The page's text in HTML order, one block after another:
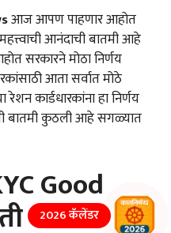
आज आपण पाहणार आहोत
आनंदाची बातमी आहे
सरकारने मोठा निर्णय
आता सर्वात मोठे
कार्डधारकांना हा निर्णय
बातमी कुठली आहे सगळ्यात
Good
2026 कॅलेंडर